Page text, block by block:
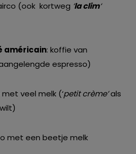
(ook kortweg ‘la clim‘
américain: koffie van
espresso)
met veel melk (‘petit crème’als
met een beetje melk